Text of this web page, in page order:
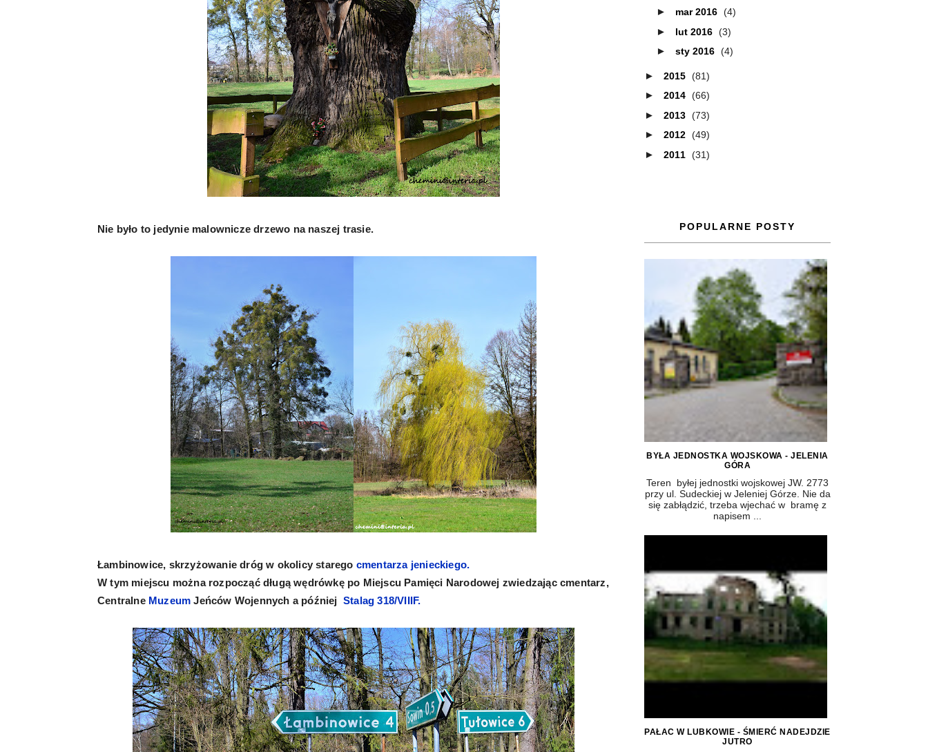
Nie było to jedynie malownicze drzewo na naszej trasie.
Łambinowice, skrzyżowanie dróg w okolicy starego cmentarza jenieckiego.
W tym miejscu można rozpocząć długą wędrówkę po Miejscu Pamięci Narodowej zwiedzając cmentarz,
Centralne Muzeum Jeńców Wojennych a później Stalag 318/VIIIF.
► mar 2016 (4)
► lut 2016 (3)
► sty 2016 (4)
► 2015 (81)
► 2014 (66)
► 2013 (73)
► 2012 (49)
► 2011 (31)
POPULARNE POSTY
BYŁA JEDNOSTKA WOJSKOWA - JELENIA
GÓRA
Teren byłej jednostki wojskowej JW. 2773
przy ul. Sudeckiej w Jeleniej Górze. Nie da
się zabłądzić, trzeba wjechać w bramę z
napisem ...
PAŁAC W LUBKOWIE - ŚMIERĆ NADEJDZIE
JUTRO